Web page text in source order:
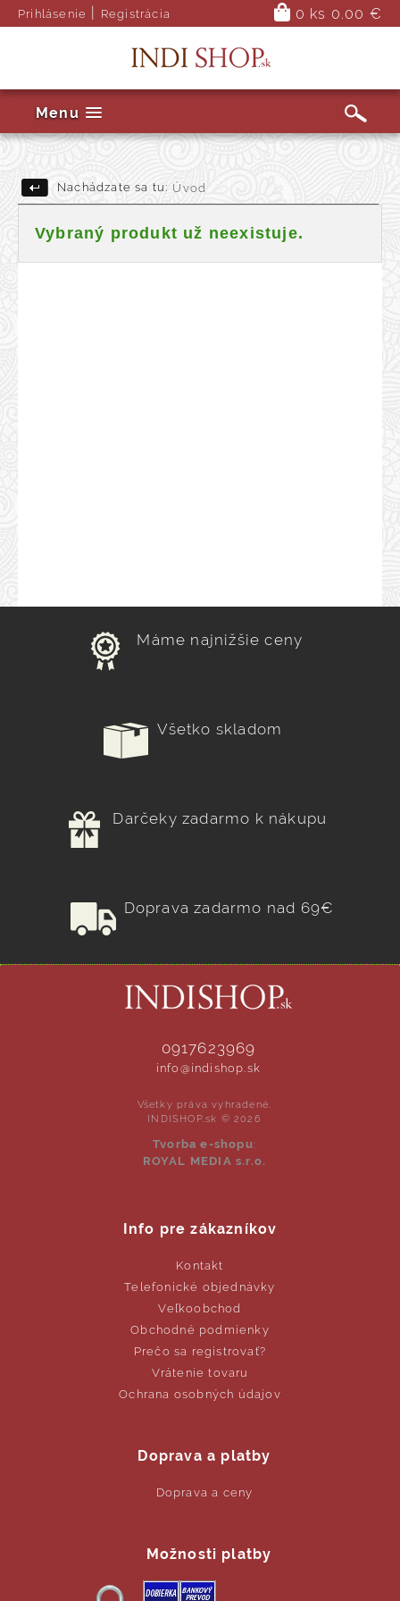
Prihlásenie Registrácia 0 ks 0.00 €
Menu
Nachádzate sa tu: Úvod
Vybraný produkt už neexistuje.
Máme najnižšie ceny
Všetko skladom
Darčeky zadarmo k nákupu
Doprava zadarmo nad 69€
0917623969
info@indishop.sk
Všetky práva vyhradené.
INDISHOP.sk © 2026
Tvorba e-shopu:
ROYAL MEDIA s.r.o.
Info pre zákazníkov
Kontakt
Telefonické objednávky
Veľkoobchod
Obchodné podmienky
Prečo sa registrovať?
Vrátenie tovaru
Ochrana osobných údajov
Doprava a platby
Doprava a ceny
Možnosti platby